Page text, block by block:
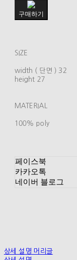
구매하기
SIZE
width ( 단면 ) 32
height 27
MATERIAL
100% poly
페이스북
카카오톡
네이버 블로그
상세 설명 머리글